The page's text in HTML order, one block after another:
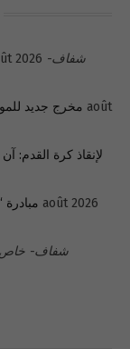
2026 شفاف-
مخرج جديد
لإنقاذ كرة القدم: آن
4 août 2026
شفاف- خاص